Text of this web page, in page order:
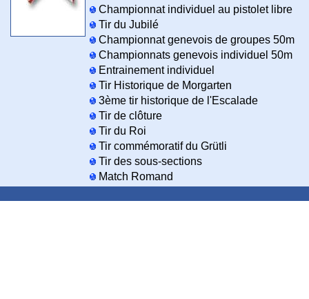
Championnat individuel au pistolet libre
Tir du Jubilé
Championnat genevois de groupes 50m
Championnats genevois individuel 50m
Entrainement individuel
Tir Historique de Morgarten
3ème tir historique de l'Escalade
Tir de clôture
Tir du Roi
Tir commémoratif du Grütli
Tir des sous-sections
Match Romand